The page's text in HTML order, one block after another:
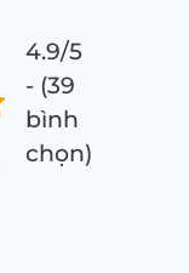
4.9/5
- (39
bình
chọn)